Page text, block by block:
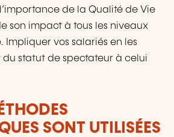
de la Qualité de Vie
son impact à tous les niveaux
Impliquer vos salariés en les
du statut de spectateur à celui
SONT UTILISÉES